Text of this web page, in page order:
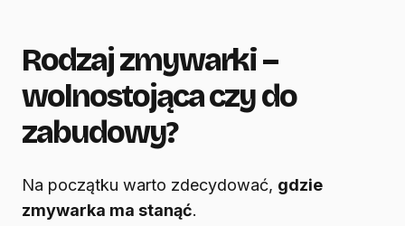
Rodzaj zmywarki –
wolnostojąca czy do
zabudowy?
Na początku warto zdecydować, gdzie
zmywarka ma stanąć.